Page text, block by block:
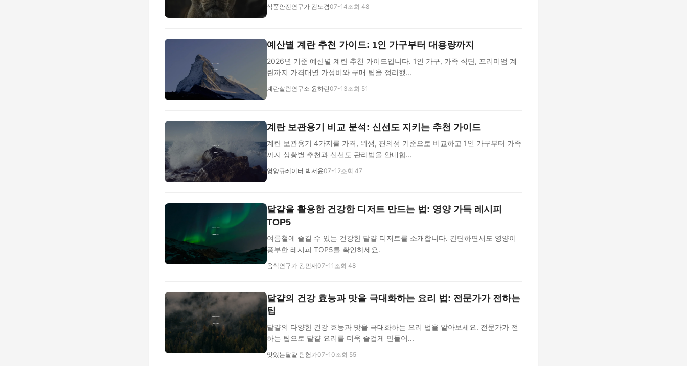
식품안전연구가 김도겸07-14조회 48
예산별 계란 추천 가이드: 1인 가구부터 대용량까지
2026년 기준 예산별 계란 추천 가이드입니다. 1인 가구, 가족 식단, 프리미엄 계
란까지 가격대별 가성비와 구매 팁을 정리했...
계란살림연구소 윤하린07-13조회 51
계란 보관용기 비교 분석: 신선도 지키는 추천 가이드
계란 보관용기 4가지를 가격, 위생, 편의성 기준으로 비교하고 1인 가구부터 가족
까지 상황별 추천과 신선도 관리법을 안내합...
영양큐레이터 박서윤07-12조회 47
달걀을 활용한 건강한 디저트 만드는 법: 영양 가득 레시피
TOP5
여름철에 즐길 수 있는 건강한 달걀 디저트를 소개합니다. 간단하면서도 영양이
풍부한 레시피 TOP5를 확인하세요.
음식연구가 강민재07-11 조회 48
달걀의 건강 효능과 맛을 극대화하는 요리 법: 전문가가 전하는
팁
달걀의 다양한 건강 효능과 맛을 극대화하는 요리 법을 알아보세요. 전문가가 전
하는 팁으로 달걀 요리를 더욱 즐겁게 만들어...
맛있는달걀 탐험가07-10조회 55